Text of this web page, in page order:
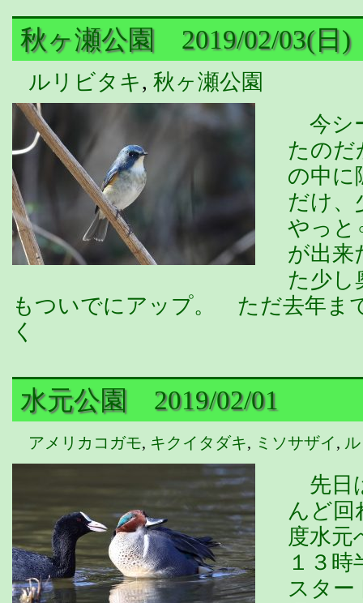
秋ヶ瀬公園 2019/02/03(日)
ルリビタキ, 秋ヶ瀬公園
今シ
たのだ
の中に
だけ、
やっと
が出
た少し
もついでにアップ。 ただ去年ま
く
水元公園 2019/02/01
アメリカコガモ, キクイタダキ, ミソサザイ,
先日
んど回
度水
１３
スタ